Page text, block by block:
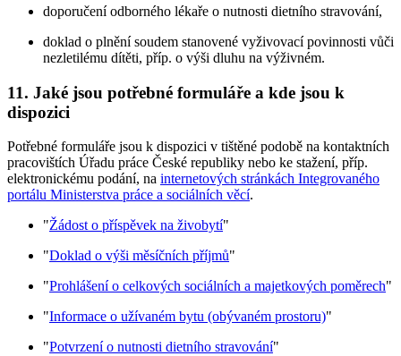
doporučení odborného lékaře o nutnosti dietního stravování,
doklad o plnění soudem stanovené vyživovací povinnosti vůči
nezletilému dítěti, příp. o výši dluhu na výživném.
11. Jaké jsou potřebné formuláře a kde jsou k
dispozici
Potřebné formuláře jsou k dispozici v tištěné podobě na kontaktních
pracovištích Úřadu práce České republiky nebo ke stažení, příp.
elektronickému podání, na internetových stránkách Integrovaného
portálu Ministerstva práce a sociálních věcí.
"Žádost o příspěvek na živobytí"
"Doklad o výši měsíčních příjmů"
"Prohlášení o celkových sociálních a majetkových poměrech"
"Informace o užívaném bytu (obývaném prostoru)"
"Potvrzení o nutnosti dietního stravování"